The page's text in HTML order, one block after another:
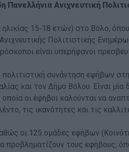
Πανελλήνια Ανιχνευτική
15-18 ετών) στο Βόλο,
Πολιτιστικής
είναι υπερήφανοι
συνάντηση εφήβων
και τον Δήμο Βόλου. Είναι μία
οι έφηβοι καλούνται να
τις ικανότητες και τις
οι 125 ομάδες εφήβων
προβληματίζουν τους εφήβους,